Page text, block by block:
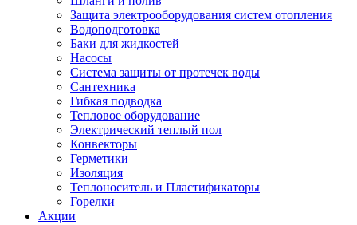
Защита электрооборудования систем отопления
Водоподготовка
Баки для жидкостей
Насосы
Система защиты от протечек воды
Сантехника
Гибкая подводка
Тепловое оборудование
Электрический теплый пол
Конвекторы
Герметики
Изоляция
Теплоноситель и Пластификаторы
Горелки
Акции